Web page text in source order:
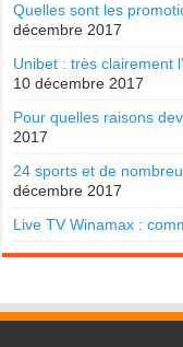
Quelles sont les
décembre 2017
Unibet : très clairement
10 décembre 2017
Pour quelles raisons
2017
24 sports et de
décembre 2017
Live TV Winamax :